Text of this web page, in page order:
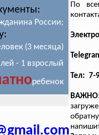
России;
(3 месяца)
- 1 взрослый
ребенок
По
Тел: 7-